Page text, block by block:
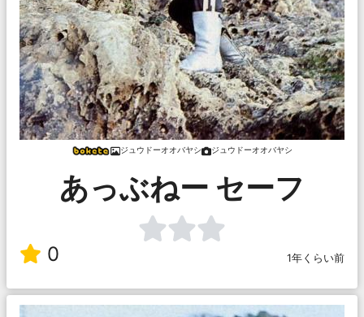
ジュウドーオオバヤシ ジュウドーオオバヤシ
あっぶねー セーフ
0 1年くらい前